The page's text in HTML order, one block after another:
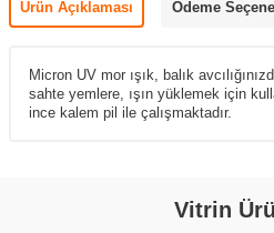
Ürün Açıklaması Ödeme
Micron UV mor ışık, balık
sahte yemlere, ışın yüklemek için
ince kalem pil ile çalışmaktadır.
Vitrin